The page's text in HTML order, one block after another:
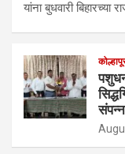
यांना बुधवारी बिहारच्या
संपन्न